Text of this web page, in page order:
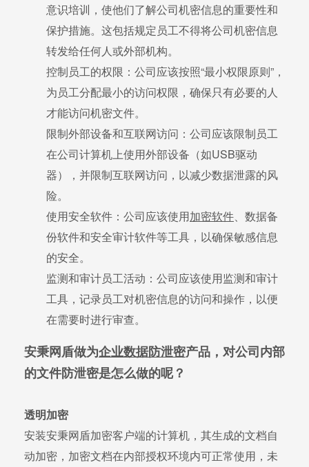
意识培训，使他们了解公司机密信息的重要性和
保护措施。这包括规定员工不得将公司机密信息
转发给任何人或外部机构。
控制员工的权限：公司应该按照“最小权限原则”，
为员工分配最小的访问权限，确保只有必要的人
才能访问机密文件。
限制外部设备和互联网访问：公司应该限制员工
在公司计算机上使用外部设备（如USB驱动
器），并限制互联网访问，以减少数据泄露的风
险。
使用安全软件：公司应该使用加密软件、数据备
份软件和安全审计软件等工具，以确保敏感信息
的安全。
监测和审计员工活动：公司应该使用监测和审计
工具，记录员工对机密信息的访问和操作，以便
在需要时进行审查。
安秉网盾做为企业数据防泄密产品，对公司内部
的文件防泄密是怎么做的呢？
透明加密
安装安秉网盾加密客户端的计算机，其生成的文档自
动加密，加密文档在内部授权环境内可正常使用，未